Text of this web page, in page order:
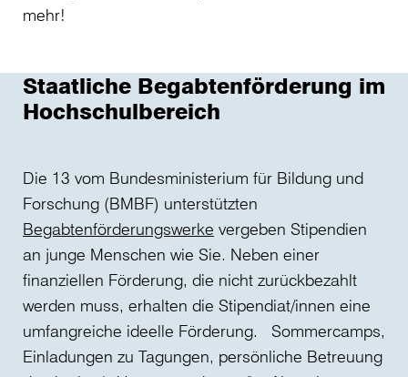
mehr!
Staatliche Begabtenförderung im
Hochschulbereich
Die 13 vom Bundesministerium für Bildung und
Forschung (BMBF) unterstützten
Begabtenförderungswerke vergeben Stipendien
an junge Menschen wie Sie. Neben einer
finanziellen Förderung, die nicht zurückbezahlt
werden muss, erhalten die Stipendiat/innen eine
umfangreiche ideelle Förderung. Sommercamps,
Einladungen zu Tagungen, persönliche Betreuung